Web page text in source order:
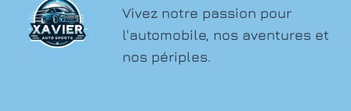
VÉHICULES
Vivez notre passion pour
l'automobile, nos aventures et
nos périples.